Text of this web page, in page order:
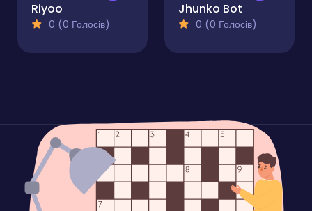
Riyoo
0 (0 Голосів)
Jhunko Bot
0 (0 Голосів)